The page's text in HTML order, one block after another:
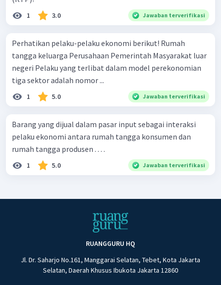
1 3.0 Jawaban terverifikasi
Perhatikan pelaku-pelaku ekonomi berikut! Rumah
tangga keluarga Perusahaan Pemerintah Masyarakat luar
negeri Pelaku yang terlibat dalam model perekonomian
tiga sektor adalah nomor ...
1 5.0 Jawaban terverifikasi
Barang yang dijual dalam pasar input sebagai interaksi
pelaku ekonomi antara rumah tangga konsumen dan
rumah tangga produsen . . . .
1 5.0 Jawaban terverifikasi
RUANGGURU HQ
Jl. Dr. Saharjo No.161, Manggarai Selatan, Tebet, Kota Jakarta
Selatan, Daerah Khusus Ibukota Jakarta 12860